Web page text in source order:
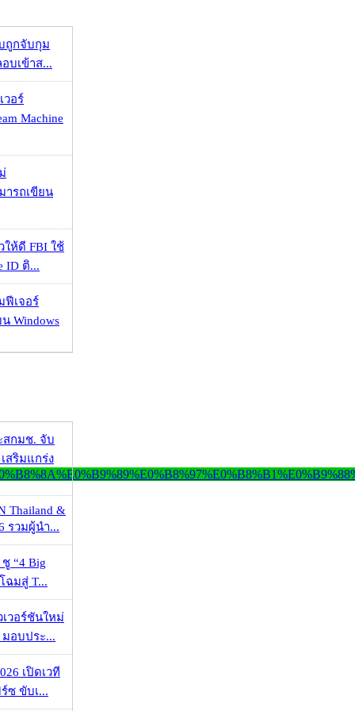
ถูกจับกุม
บเข้าส...
วอร์
Machine
ารถเขียน
ให้ดี FBI ใช้
ID ติ...
ฟีเจอร์
Windows
สกมช. จับ
สริมแกร่ง
Thailand &
รวมผู้นำ...
“4 Big
ฉมสู่ T...
เวอร์ชันใหม่
มอบประ...
เปิดเวที
ซ ขับเ...